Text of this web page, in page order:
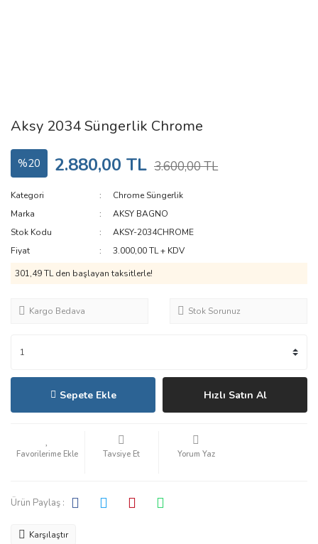
Aksy 2034 Süngerlik Chrome
%20 2.880,00 TL 3.600,00 TL
Kategori
Chrome Süngerlik
Marka
AKSY BAGNO
Stok Kodu
AKSY-2034CHROME
Fiyat
3.000,00 TL + KDV
301,49 TL den başlayan taksitlerle!
Kargo Bedava Stok Sorunuz
Sepete Ekle Hızlı Satın Al
Tavsiye Et Yorum Yaz
Ürün Paylaş :
Karşılaştır